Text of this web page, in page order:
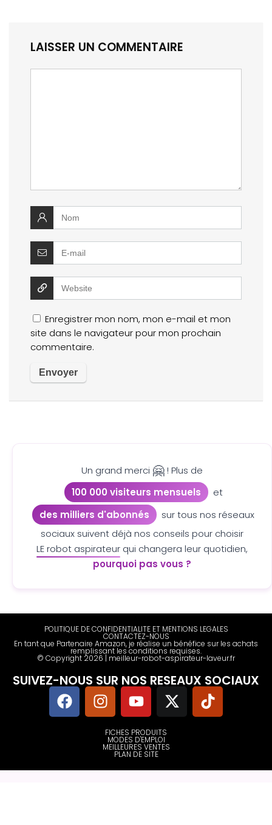
LAISSER UN COMMENTAIRE
Enregistrer mon nom, mon e-mail et mon
site dans le navigateur pour mon prochain
commentaire.
Un grand merci 🤗! Plus de
100 000 visiteurs mensuels
et
des milliers d'abonnés
sur tous nos réseaux
sociaux suivent déjà nos conseils pour choisir
LE robot aspirateur qui changera leur quotidien,
pourquoi pas vous ?
POLITIQUE DE CONFIDENTIALITE ET MENTIONS LEGALES
CONTACTEZ-NOUS
En tant que Partenaire Amazon, je réalise un bénéfice sur les achats
remplissant les conditions requises.
© Copyright 2026 | meilleur-robot-aspirateur-laveur.fr
SUIVEZ-NOUS SUR NOS RESEAUX SOCIAUX
FICHES PRODUITS
MODES D'EMPLOI
MEILLEURES VENTES
PLAN DE SITE